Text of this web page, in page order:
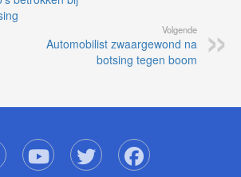
Volgende
Automobilist zwaargewond na
botsing tegen boom